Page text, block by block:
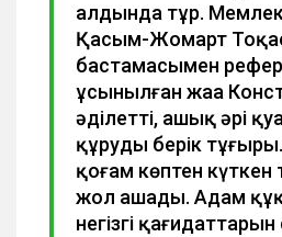
алдында тұр.
Қасым-Жомарт
бастамасымен
ұсынылған жаңа
әділетті, ашық әрі
құрудың берік
қоғам көптен күткен
жол ашады. Адам
негізгі